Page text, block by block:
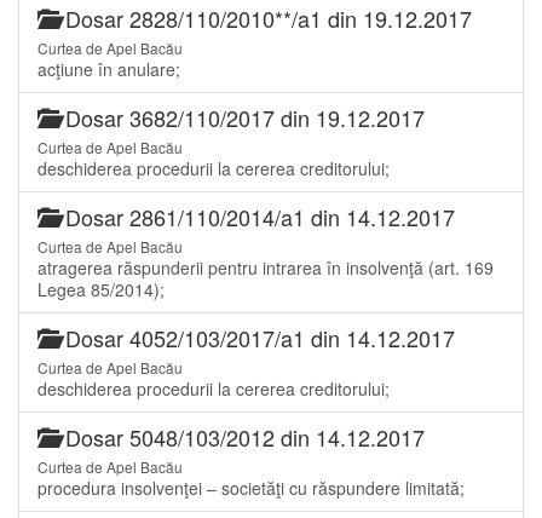
Dosar 2828/110/2010**/a1 din 19.12.2017
Curtea de Apel Bacău
acţiune în anulare;
Dosar 3682/110/2017 din 19.12.2017
Curtea de Apel Bacău
deschiderea procedurii la cererea creditorului;
Dosar 2861/110/2014/a1 din 14.12.2017
Curtea de Apel Bacău
atragerea răspunderii pentru intrarea în insolvenţă (art. 169
Legea 85/2014);
Dosar 4052/103/2017/a1 din 14.12.2017
Curtea de Apel Bacău
deschiderea procedurii la cererea creditorului;
Dosar 5048/103/2012 din 14.12.2017
Curtea de Apel Bacău
procedura insolvenţei – societăţi cu răspundere limitată;